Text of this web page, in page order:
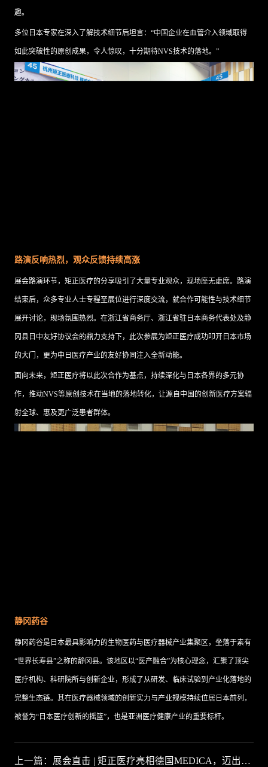
趣。
多位日本专家在深入了解技术细节后坦言：“中国企业在血管介入领域取得
如此突破性的原创成果，令人惊叹，十分期待NVS技术的落地。”
路演反响热烈 ， 观众反馈持续高涨
展会路演环节，矩正医疗的分享吸引了大量专业观众，现场座无虚席。路演
结束后，众多专业人士专程至展位进行深度交流，就合作可能性与技术细节
展开讨论，现场氛围热烈。 在浙江省商务厅、浙江省驻日本商务代表处及静
冈县日中友好协议会的鼎力支持下，此次参展为矩正医疗成功叩开日本市场
的大门，更为中日医疗产业的友好协同注入全新动能。
面向未来，矩正医疗将以此次合作为基点，持续深化与日本各界的多元协
作，推动NVS等原创技术在当地的落地转化，让源自中国的创新医疗方案辐
射全球、惠及更广泛患者群体。
静冈药谷
静冈药谷是日本最具影响力的生物医药与医疗器械产业集聚区，坐落于素有
“世界长寿县”之称的静冈县。该地区以“医产融合”为核心理念，汇聚了顶尖
医疗机构、科研院所与创新企业，形成了从研发、临床试验到产业化落地的
完整生态链。其在医疗器械领域的创新实力与产业规模持续位居日本前列，
被誉为“日本医疗创新的摇篮”，也是亚洲医疗健康产业的重要标杆。
上一篇：展会直击 | 矩正医疗亮相德国MEDICA，迈出全球拓展第一步